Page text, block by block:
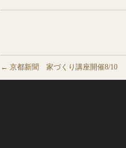
← 京都新聞 家づくり講座開催8/10